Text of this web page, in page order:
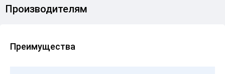
Производителям
Преимущества